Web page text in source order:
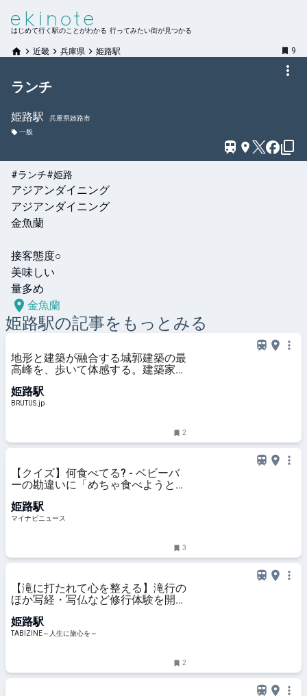
はじめて行く駅のことがわかる 行ってみたい街が見つかる
近畿 兵庫県 姫路駅 9
ランチ
姫路駅
兵庫県姫路市
一般
#ランチ#姫路
アジアンダイニング
アジアンダイニング
金魚蘭
接客態度○
美味しい
量多め
金魚蘭
姫路駅の記事をもっとみる
地形と建築が融合する城郭建築の最
高峰を、歩いて体感する。建築家・
ブルータス| BRUTUS.jp
姫路駅
BRUTUS.jp
2
【クイズ】何食べてる? - ベビーバ
ーの勘違いに「めちゃ食べようとし
の声
姫路駅
マイナビニュース
3
【滝に打たれて心を整える】滝行の
ほか写経・写仏など修行体験を開催
に旅心を～
姫路駅
TABIZINE～人生に旅心を～
2